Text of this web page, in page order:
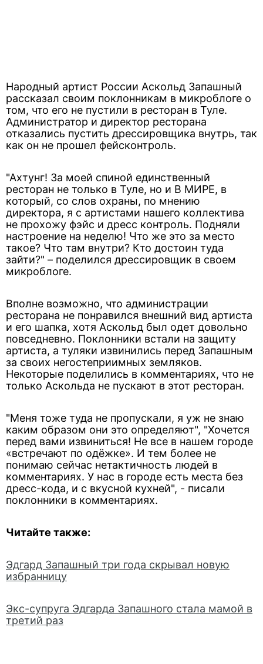
Народный артист России Аскольд Запашный
рассказал своим поклонникам в микроблоге о
том, что его не пустили в ресторан в Туле.
Администратор и директор ресторана
отказались пустить дрессировщика внутрь, так
как он не прошел фейсконтроль.
"Ахтунг! За моей спиной единственный
ресторан не только в Туле, но и В МИРЕ, в
который, со слов охраны, по мнению
директора, я с артистами нашего коллектива
не прохожу фэйс и дресс контроль. Подняли
настроение на неделю! Что же это за место
такое? Что там внутри? Кто достоин туда
зайти?" – поделился дрессировщик в своем
микроблоге.
Вполне возможно, что администрации
ресторана не понравился внешний вид артиста
и его шапка, хотя Аскольд был одет довольно
повседневно. Поклонники встали на защиту
артиста, а туляки извинились перед Запашным
за своих негостеприимных земляков.
Некоторые поделились в комментариях, что не
только Аскольда не пускают в этот ресторан.
"Меня тоже туда не пропускали, я уж не знаю
каким образом они это определяют", "Хочется
перед вами извиниться! Не все в нашем городе
«встречают по одёжке». И тем более не
понимаю сейчас нетактичность людей в
комментариях. У нас в городе есть места без
дресс-кода, и с вкусной кухней", - писали
поклонники в комментариях.
Читайте также:
Эдгард Запашный три года скрывал новую
избранницу
Экс-супруга Эдгарда Запашного стала мамой в
третий раз